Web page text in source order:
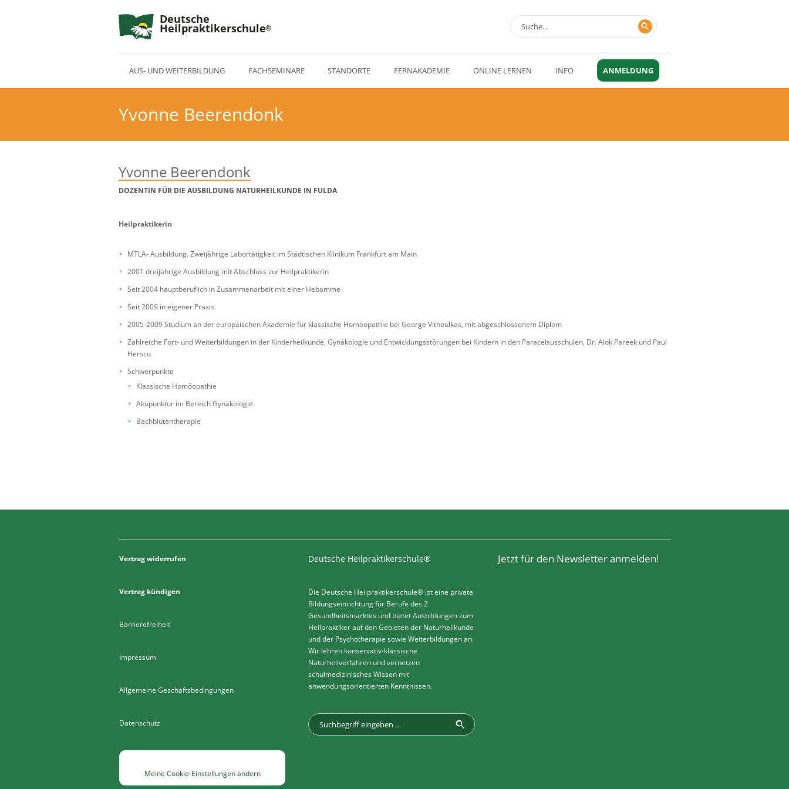
Deutsche
Heilpraktikerschule
AUS- UND WEITERBILDUNG FACHSEMINARE STANDORTE FERNAKADEMIE ONLINE LERNEN INFO ANMELDUNG
Yvonne Beerendonk
Yvonne Beerendonk
DOZENTIN FÜR DIE AUSBILDUNG NATURHEILKUNDE IN FULDA
Heilpraktikerin
MTLA- Ausbildung. Zweijährige Labortätigkeit im Städtischen Klinikum Frankfurt am Main
2001 dreijährige Ausbildung mit Abschluss zur Heilpraktikerin
Seit 2004 hauptberuflich in Zusammenarbeit mit einer Hebamme
Seit 2009 in eigener Praxis
2005-2009 Studium an der europäischen Akademie für klassische Homöopathie bei George Vithoulkas, mit abgeschlossenem Diplom
Zahlreiche Fort- und Weiterbildungen in der Kinderheilkunde, Gynäkologie und Entwicklungsstörungen bei Kindern in den Paracelsusschulen, Dr. Alok Pareek und Paul
Herscu
Schwerpunkte
Klassische Homöopathie
Akupunktur im Bereich Gynäkologie
Bachblütentherapie
Vertrag widerrufen
Vertrag kündigen
Barrierefreiheit
Impressum
Allgemeine Geschäftsbedingungen
Datenschutz
Meine Cookie-Einstellungen ändern
Deutsche Heilpraktikerschule®
Die Deutsche Heilpraktikerschule® ist eine private
Bildungseinrichtung für Berufe des 2.
Gesundheitsmarktes und bietet Ausbildungen zum
Heilpraktiker auf den Gebieten der Naturheilkunde
und der Psychotherapie sowie Weiterbildungen an.
Wir lehren konservativ-klassische
Naturheilverfahren und vernetzen
schulmedizinisches Wissen mit
anwendungsorientierten Kenntnissen.
Jetzt für den Newsletter anmelden!